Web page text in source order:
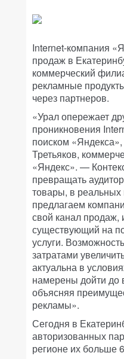
Internet-компания
продаж в
коммерческий
рекламные
через партнеров.
«Урал опережает
проникновения
поиском
Третьяков,
«Яндекс». —
превращать
товары, в
предлагаем
свой канал продаж,
существующий на
услуги.
затратами
актуальна в
намерены дойти до
объясняя
рекламы».
Сегодня в
авторизованных
регионе их больше